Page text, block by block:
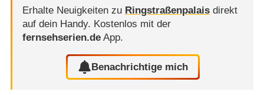
Erhalte Neuigkeiten zu Ringstraßenpalaisdirekt
auf dein Handy. Kostenlos mit der
fernsehserien.deApp.
Benachrichtige mich